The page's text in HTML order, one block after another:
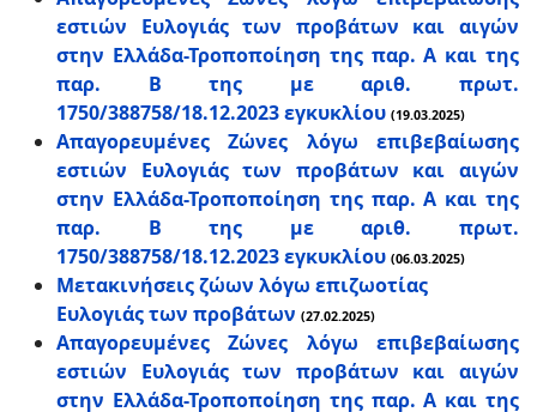
εστιών Ευλογιάς των προβάτων και αιγών
στην Ελλάδα-Τροποποίηση της παρ. Α και της
παρ. Β της με αριθ. πρωτ.
1750/388758/18.12.2023 εγκυκλίου (19.03.2025)
Απαγορευμένες Ζώνες λόγω επιβεβαίωσης
εστιών Ευλογιάς των προβάτων και αιγών
στην Ελλάδα-Τροποποίηση της παρ. Α και της
παρ. Β της με αριθ. πρωτ.
1750/388758/18.12.2023 εγκυκλίου (06.03.2025)
Μετακινήσεις ζώων λόγω επιζωοτίας
Ευλογιάς των προβάτων (27.02.2025)
Απαγορευμένες Ζώνες λόγω επιβεβαίωσης
εστιών Ευλογιάς των προβάτων και αιγών
στην Ελλάδα-Τροποποίηση της παρ. Α και της